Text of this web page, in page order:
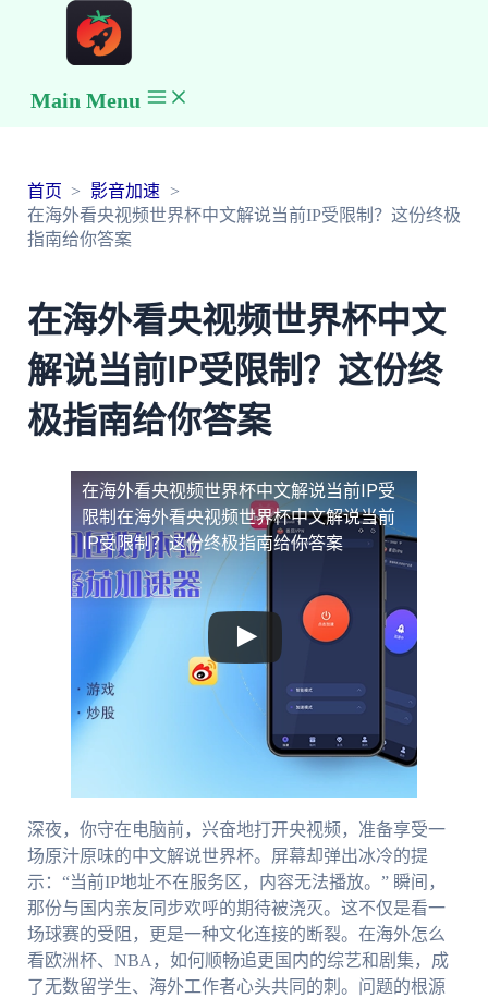
Main Menu
首页
影音加速
在海外看央视频世界杯中文解说当前IP受限制？这份终极
指南给你答案
在海外看央视频世界杯中文
解说当前IP受限制？这份终
极指南给你答案
在海外看央视频世界杯中文解说当前IP受
限制 在海外看央视频世界杯中文解说当前
IP受限制？这份终极指南给你答案
深夜，你守在电脑前，兴奋地打开央视频，准备享受一
场原汁原味的中文解说世界杯。屏幕却弹出冰冷的提
示：“当前IP地址不在服务区，内容无法播放。” 瞬间，
那份与国内亲友同步欢呼的期待被浇灭。这不仅是看一
场球赛的受阻，更是一种文化连接的断裂。在海外怎么
看欧洲杯、NBA，如何顺畅追更国内的综艺和剧集，成
了无数留学生、海外工作者心头共同的刺。问题的根源